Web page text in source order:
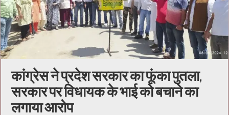
कांग्रेस ने प्रदेश सरकार का फूंका पुतला,
सरकार पर विधायक के भाई को बचाने का
लगाया आरोप